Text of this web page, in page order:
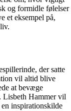
og formidle følelser
et eksempel på,
der satte
vil altid blive
at bevæge
Lisbeth Hammer vil
inspirationskilde